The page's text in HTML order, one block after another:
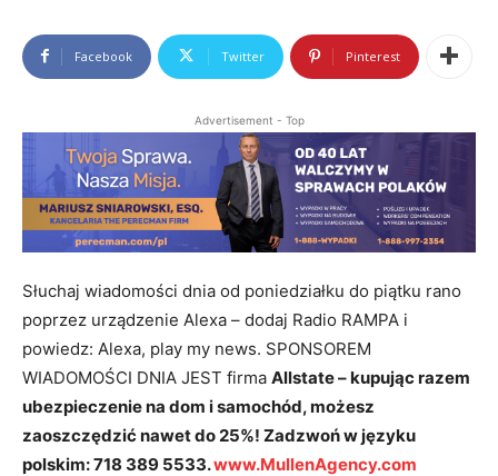
Facebook Twitter Pinterest
Advertisement - Top
Słuchaj wiadomości dnia od poniedziałku do piątku rano
poprzez urządzenie Alexa – dodaj Radio RAMPA i
powiedz: Alexa, play my news. SPONSOREM
WIADOMOŚCI DNIA JEST firma Allstate – kupując razem
ubezpieczenie na dom i samochód, możesz
zaoszczędzić nawet do 25%! Zadzwoń w języku
polskim: 718 389 5533.www.MullenAgency.com